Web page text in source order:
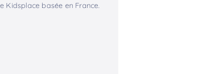
Kidsplace basée en France.